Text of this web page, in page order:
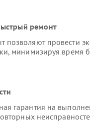
ремонт
провести
минимизируя время
гарантия на